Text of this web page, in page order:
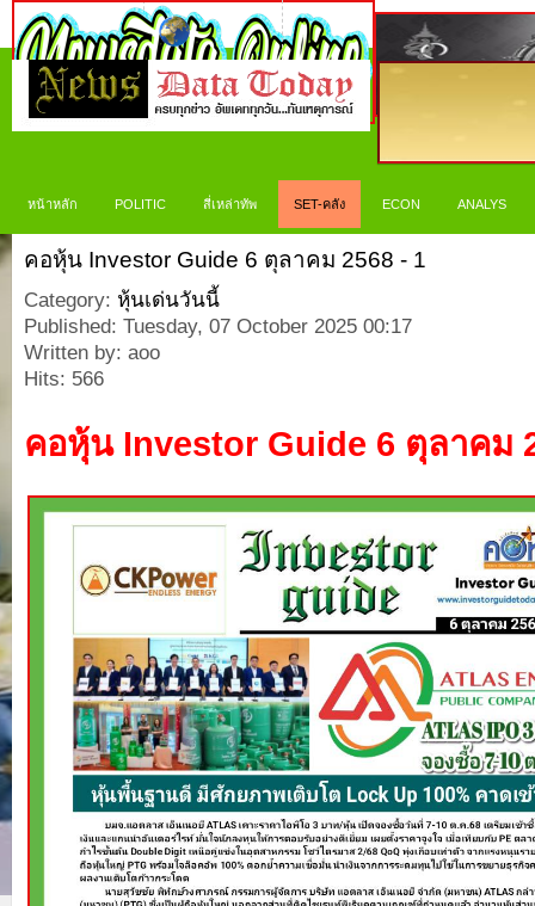
หน้าหลัก POLITIC สี่เหล่าทัพ SET-คลัง ECON ANALYS
คอหุ้น Investor Guide 6 ตุลาคม 2568 - 1
Category: หุ้นเด่นวันนี้
Published: Tuesday, 07 October 2025 00:17
Written by: aoo
Hits: 566
คอหุ้นInvestor Guide 6 ตุลาคม